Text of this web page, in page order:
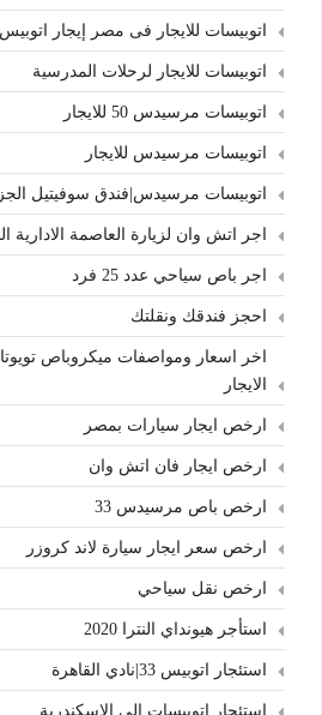
اتوبيسات للايجار فى مصر إيجار اتوبيس
اتوبيسات للايجار لرحلات المدرسية
اتوبيسات مرسيدس 50 للايجار
اتوبيسات مرسيدس للايجار
اتوبيسات مرسيدس|فندق سوفيتيل
اجر اتش وان لزيارة العاصمة الادارية
اجر باص سياحي عدد 25 فرد
احجز فندقك ونقلتك
الايجار
ارخص ايجار سيارات بمصر
ارخص ايجار فان اتش وان
ارخص باص مرسيدس 33
ارخص سعر ايجار سيارة لاند كروزر
ارخص نقل سياحي
استأجر هيونداي النترا 2020
استئجار اتوبيس 33|نادي القاهرة
استئجار اتوبيسات الي الاسكندرية